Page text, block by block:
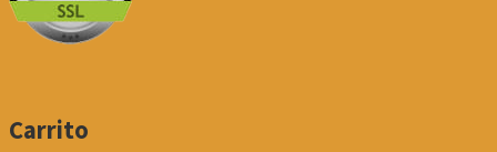
Carrito